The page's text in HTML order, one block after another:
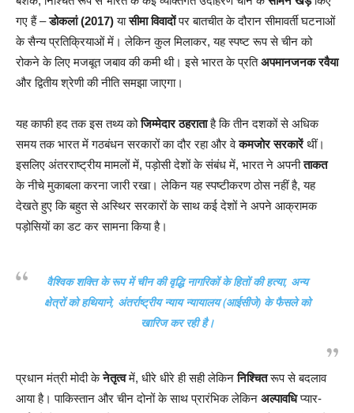
गए हैं –डोकलां (2017)यासीमा विवादोंपर बातचीत के दौरान सीमावर्ती घटनाओं
के सैन्य प्रतिक्रियाओं में। लेकिन कुल मिलाकर, यह स्पष्ट रूप से चीन को
रोकने के लिए मजबूत जबाव की कमी थी। इसे भारत के प्रतिअपमानजनक रवैया
और द्वितीय श्रेणी की नीति समझा जाएगा।
यह काफी हद तक इस तथ्य कोजिम्मेदार ठहराताहै कि तीन दशकों से अधिक
समय तक भारत में गठबंधन सरकारों का दौर रहा और वेकमजोर सरकारेंथीं।
इसलिए अंतरराष्ट्रीय मामलों में, पड़ोसी देशों के संबंध में, भारत ने अपनीताकत
के नीचे मुकाबला करना जारी रखा। लेकिन यह स्पष्टीकरण ठोस नहीं है, यह
देखते हुए कि बहुत से अस्थिर सरकारों के साथ कई देशों ने अपने आक्रामक
पड़ोसियों का डट कर सामना किया है।
वैश्विक शक्ति के रूप में चीन की वृद्धि नागरिकों के हितों की हत्या, अन्य
क्षेत्रों को हथियाने, अंतर्राष्ट्रीय न्याय न्यायालय (आईसीजे) के फैसले को
खारिज कर रही है।
प्रधान मंत्री मोदी केनेतृत्वमें, धीरे धीरे ही सही लेकिननिश्चितरूप से बदलाव
आया है। पाकिस्तान और चीन दोनों के साथ प्रारंभिक लेकिन अल्पावधिप्यार-